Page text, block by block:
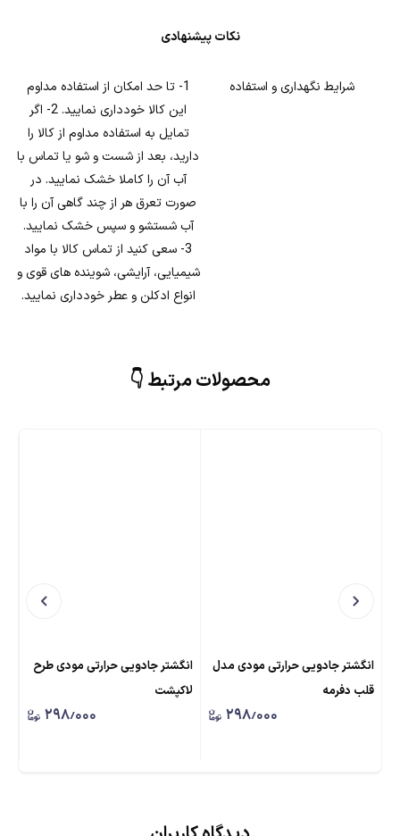
نکات پیشنهادی
شرایط نگهداری و استفاده
1- تا حد امکان از استفاده مداوم
این کالا خودداری نمایید. 2- اگر
تمایل به استفاده مداوم از کالا را
دارید، بعد از شست و شو یا تماس با
آب آن را کاملا خشک نمایید. در
صورت تعرق هر از چند گاهی آن را با
آب شستشو و سپس خشک نمایید.
3- سعی کنید از تماس کالا با مواد
شیمیایی، آرایشی، شوینده های قوی و
انواع ادکلن و عطر خودداری نمایید.
محصولات مرتبط 👇
انگشتر جادویی حرارتی مودی مدل
قلب دفرمه
۲۹۸٫۰۰۰
انگشتر جادویی حرارتی مودی طرح
لاکپشت
۲۹۸٫۰۰۰